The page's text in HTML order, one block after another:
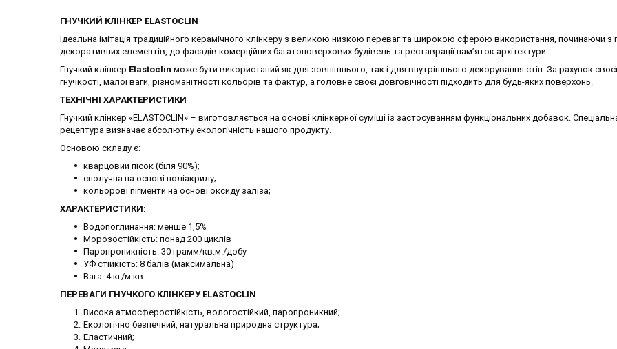
ГНУЧКИЙ КЛІНКЕР ELASTOCLIN
Ідеальна імітація традиційного керамічного клінкеру з великою низкою переваг та широкою сферою використання, починаючи з
декоративних елементів, до фасадів комерційних багатоповерхових будівель та реставрації пам’яток архітектури.
Гнучкий клінкер Elastoclin може бути використаний як для зовнішнього, так і для внутрішнього декорування стін. За рахунок своєї
гнучкості, малої ваги, різноманітності кольорів та фактур, а головне своєї довговічності підходить для будь-яких поверхонь.
ТЕХНІЧНІ ХАРАКТЕРИСТИКИ
Гнучкий клінкер «ELASTOCLIN» – виготовляється на основі клінкерної суміші із застосуванням функціональних добавок.
рецептура визначає абсолютну екологічність нашого продукту.
Основою складу є:
кварцовий пісок (біля 90%);
сполучна на основі поліакрилу;
кольорові пігменти на основі оксиду заліза;
ХАРАКТЕРИСТИКИ:
Водопоглинання: менше 1,5%
Морозостійкість: понад 200 циклів
Паропроникність: 30 грамм/кв.м./добу
УФ стійкість: 8 балів (максимальна)
Вага: 4 кг/м.кв
ПЕРЕВАГИ ГНУЧКОГО КЛІНКЕРУ ELASTOCLIN
Висока атмосферостійкість, вологостійкий, паропроникний;
Екологічно безпечний, натуральна природна структура;
Еластичний;